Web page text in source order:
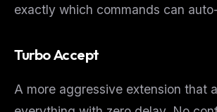
exactly which commands can
Turbo Accept
A more aggressive extension that